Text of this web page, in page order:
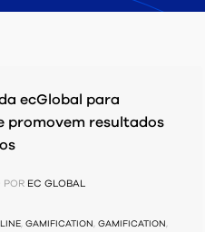
ecGlobal para
promovem resultados
POR EC GLOBAL
, GAMIFICATION, GAMIFICATION,